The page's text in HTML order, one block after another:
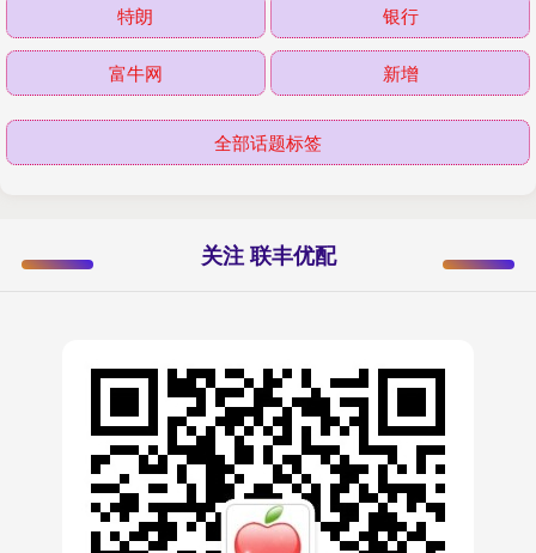
特朗 银行
富牛网 新增
全部话题标签
关注 联丰优配